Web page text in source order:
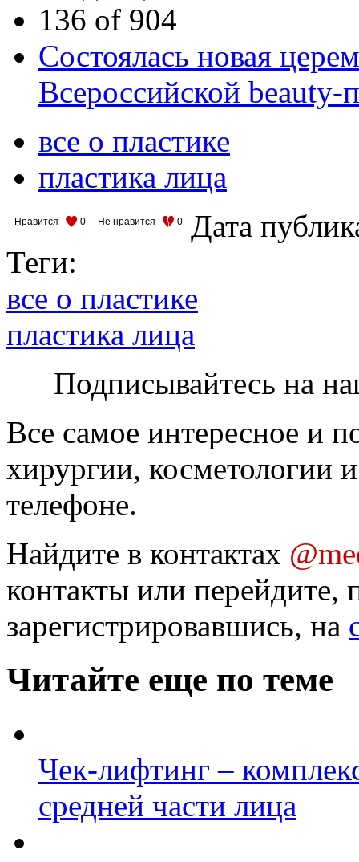
136 of 904
Состоялась новая
Всероссийской
все о пластике
пластика лица
Нравится 0 Не нравится 0
Дата
Теги:
все о пластике
пластика лица
Подписывайтесь на
Все самое интересное и
хирургии, косметологии
телефоне.
Найдите в контактах
контакты или перейдите,
зарегистрировавшись, на
Читайте еще по теме
Чек-лифтинг –
средней части лица